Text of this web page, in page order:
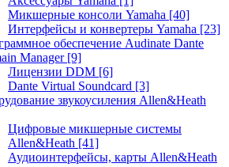
Микшерные консоли Yamaha [40]
Интерфейсы и конвертеры Yamaha [23]
обеспечение Audinate Dante
Manager [9]
Лицензии DDM [6]
Dante Virtual Soundcard [3]
звукоусиления Allen&Heath
Цифровые микшерные системы
Allen&Heath [41]
Аудиоинтерфейсы, карты Allen&Heath